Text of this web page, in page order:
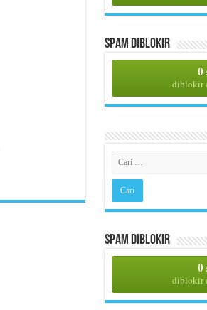
Spam Diblokir
0
diblokir
Spam Diblokir
0
diblokir